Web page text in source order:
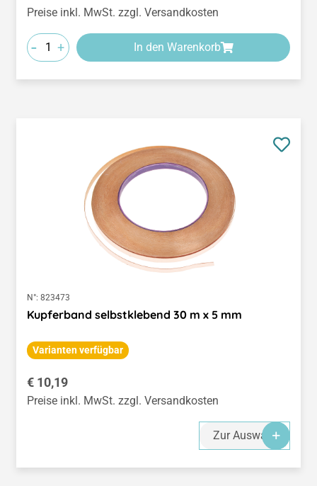
Preise inkl. MwSt. zzgl. Versandkosten
- + In den Warenkorb
N°: 823473
Kupferband selbstklebend 30 m x 5 mm
Varianten verfügbar
Regulärer Preis:
€ 10,19
Preise inkl. MwSt. zzgl. Versandkosten
Zur Auswahl